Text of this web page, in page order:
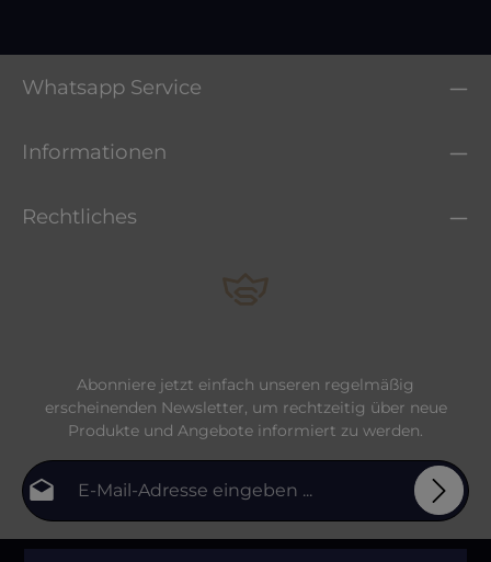
Whatsapp Service
Informationen
Rechtliches
Abonniere jetzt einfach unseren regelmäßig
erscheinenden Newsletter, um rechtzeitig über neue
Produkte und Angebote informiert zu werden.
Datenschutz